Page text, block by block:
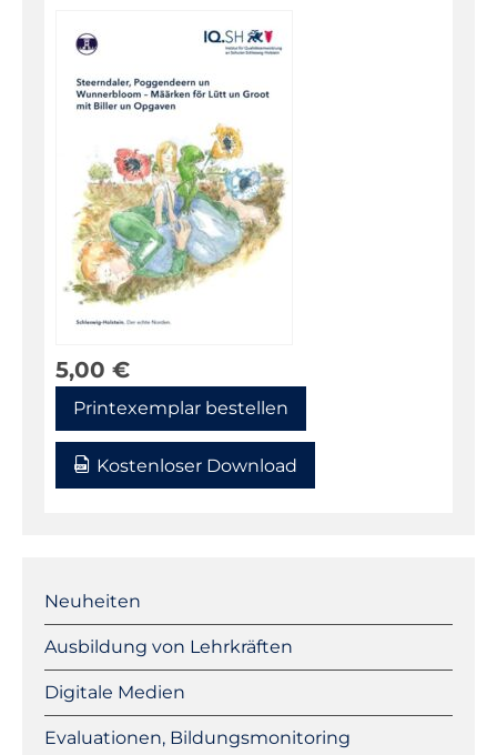
5,00 €
Printexemplar bestellen
Kostenloser Download
überspringen
Neuheiten
Ausbildung von Lehrkräften
Digitale Medien
Evaluationen, Bildungsmonitoring